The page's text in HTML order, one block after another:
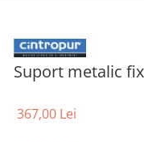
Suport metalic
367,00 Lei